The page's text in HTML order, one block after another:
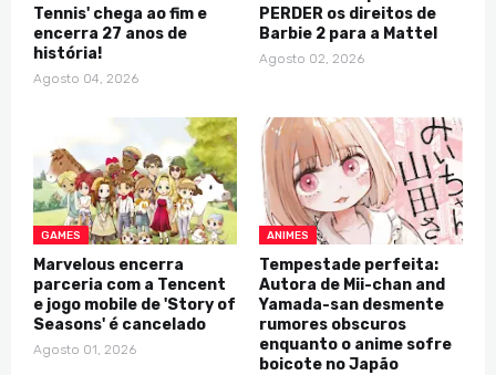
Tennis' chega ao fim e
encerra 27 anos de
história!
Agosto 04, 2026
PERDER os direitos de
Barbie 2 para a Mattel
Agosto 02, 2026
GAMES
Marvelous encerra
parceria com a Tencent
e jogo mobile de 'Story of
Seasons' é cancelado
Agosto 01, 2026
ANIMES
Tempestade perfeita:
Autora de Mii-chan and
Yamada-san desmente
rumores obscuros
enquanto o anime sofre
boicote no Japão